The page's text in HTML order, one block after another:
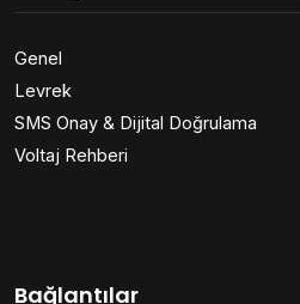
Genel
Levrek
SMS Onay & Dijital Doğrulama
Voltaj Rehberi
Bağlantılar